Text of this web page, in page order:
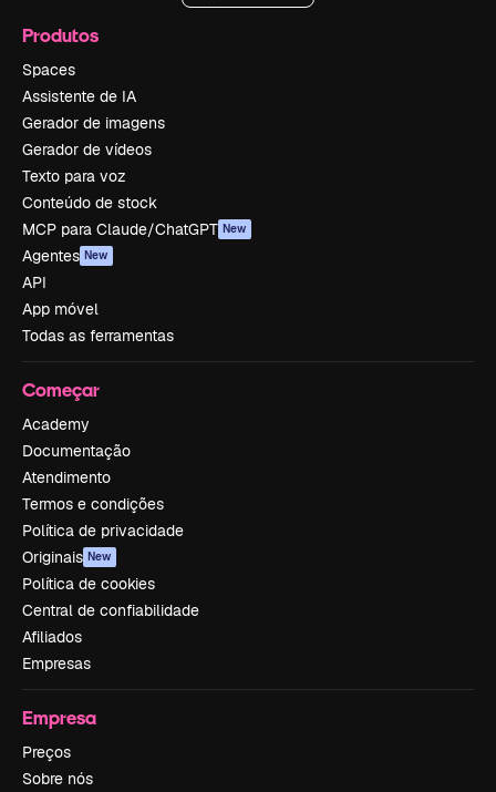
Produtos
Spaces
Assistente de IA
Gerador de imagens
Gerador de vídeos
Texto para voz
Conteúdo de stock
MCP para Claude/ChatGPT New
Agentes New
API
App móvel
Todas as ferramentas
Começar
Academy
Documentação
Atendimento
Termos e condições
Política de privacidade
Originais New
Política de cookies
Central de confiabilidade
Afiliados
Empresas
Empresa
Preços
Sobre nós